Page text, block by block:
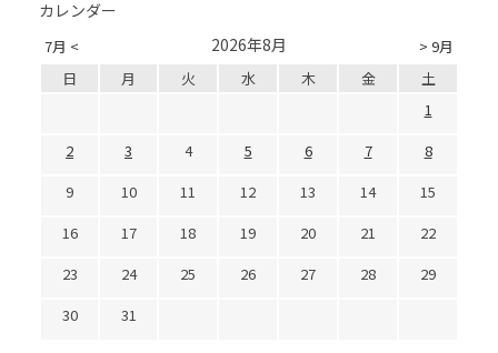
カレンダー
7月 < > 9月
2026年8月
日 月 火 水 木 金
土
1
2
3 4 5 6 7
8
9
10 11 12 13 14
15
16
17 18 19 20 21
22
23
24 25 26 27 28
29
30
31